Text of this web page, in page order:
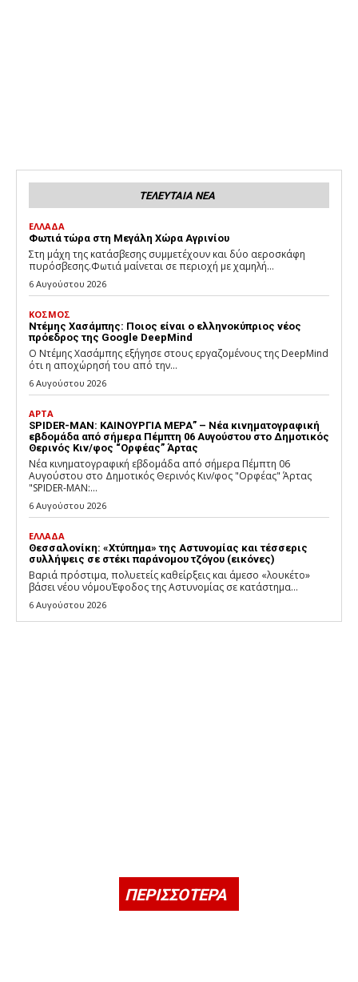
ΤΕΛΕΥΤΑΙΑ ΝΕΑ
ΕΛΛΑΔΑ
Φωτιά τώρα στη Μεγάλη Χώρα Αγρινίου
Στη μάχη της κατάσβεσης συμμετέχουν και δύο αεροσκάφη
πυρόσβεσης.Φωτιά μαίνεται σε περιοχή με χαμηλή...
6 Αυγούστου 2026
ΚΟΣΜΟΣ
Ντέμης Χασάμπης: Ποιος είναι ο ελληνοκύπριος νέος
πρόεδρος της Google DeepMind
Ο Ντέμης Χασάμπης εξήγησε στους εργαζομένους της DeepMind
ότι η αποχώρησή του από την...
6 Αυγούστου 2026
ΑΡΤΑ
SPIDER-MAN: ΚΑΙΝΟΥΡΓΙΑ ΜΕΡΑ” – Νέα κινηματογραφική
εβδομάδα από σήμερα Πέμπτη 06 Αυγούστου στο Δημοτικός
Θερινός Κιν/φος “Ορφέας” Άρτας
Νέα κινηματογραφική εβδομάδα από σήμερα Πέμπτη 06
Αυγούστου στο Δημοτικός Θερινός Κιν/φος "Ορφέας" Άρτας
"SPIDER-MAN:...
6 Αυγούστου 2026
ΕΛΛΑΔΑ
Θεσσαλονίκη: «Χτύπημα» της Αστυνομίας και τέσσερις
συλλήψεις σε στέκι παράνομου τζόγου (εικόνες)
Βαριά πρόστιμα, πολυετείς καθείρξεις και άμεσο «λουκέτο»
βάσει νέου νόμουΈφοδος της Αστυνομίας σε κατάστημα...
6 Αυγούστου 2026
ΠΕΡΙΣΣΟΤΕΡΑ